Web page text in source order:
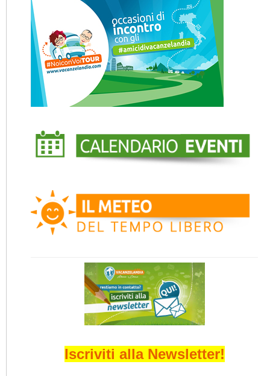
Iscriviti alla Newsletter!